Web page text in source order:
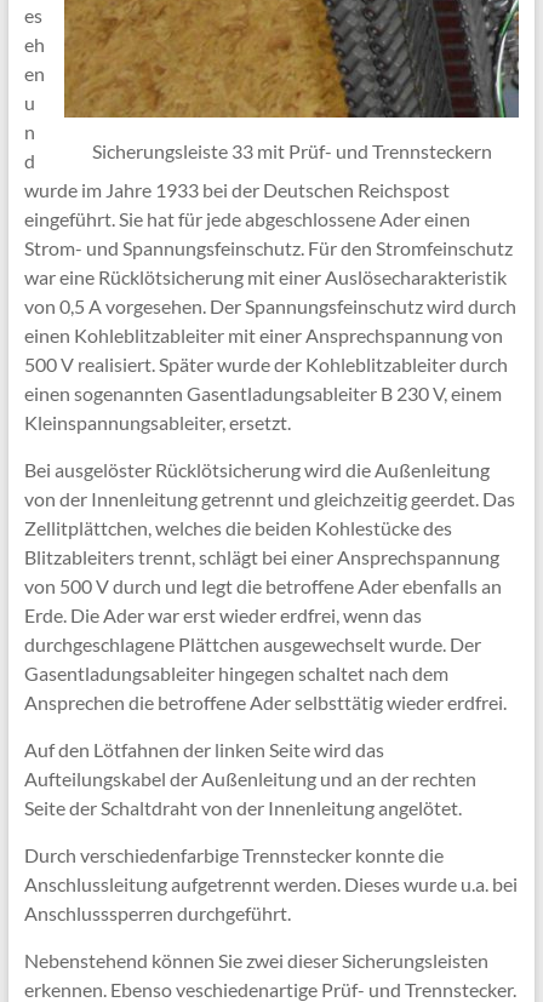
Sicherungsleiste 33 mit Prüf- und Trennsteckern
es
eh
en
u
n
d
wurde im Jahre 1933 bei der Deutschen Reichspost
eingeführt. Sie hat für jede abgeschlossene Ader einen
Strom- und Spannungsfeinschutz. Für den Stromfeinschutz
war eine Rücklötsicherung mit einer Auslösecharakteristik
von 0,5 A vorgesehen. Der Spannungsfeinschutz wird durch
einen Kohleblitzableiter mit einer Ansprechspannung von
500 V realisiert. Später wurde der Kohleblitzableiter durch
einen sogenannten Gasentladungsableiter B 230 V, einem
Kleinspannungsableiter, ersetzt.
Bei ausgelöster Rücklötsicherung wird die Außenleitung
von der Innenleitung getrennt und gleichzeitig geerdet. Das
Zellitplättchen, welches die beiden Kohlestücke des
Blitzableiters trennt, schlägt bei einer Ansprechspannung
von 500 V durch und legt die betroffene Ader ebenfalls an
Erde. Die Ader war erst wieder erdfrei, wenn das
durchgeschlagene Plättchen ausgewechselt wurde. Der
Gasentladungsableiter hingegen schaltet nach dem
Ansprechen die betroffene Ader selbsttätig wieder erdfrei.
Auf den Lötfahnen der linken Seite wird das
Aufteilungskabel der Außenleitung und an der rechten
Seite der Schaltdraht von der Innenleitung angelötet.
Durch verschiedenfarbige Trennstecker konnte die
Anschlussleitung aufgetrennt werden. Dieses wurde u.a. bei
Anschlusssperren durchgeführt.
Nebenstehend können Sie zwei dieser Sicherungsleisten
erkennen. Ebenso veschiedenartige Prüf- und Trennstecker.